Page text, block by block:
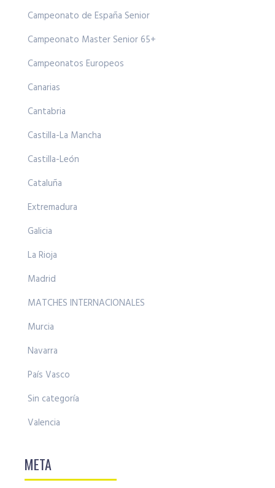
Campeonato de España Senior
Campeonato Master Senior 65+
Campeonatos Europeos
Canarias
Cantabria
Castilla-La Mancha
Castilla-León
Cataluña
Extremadura
Galicia
La Rioja
Madrid
MATCHES INTERNACIONALES
Murcia
Navarra
País Vasco
Sin categoría
Valencia
META